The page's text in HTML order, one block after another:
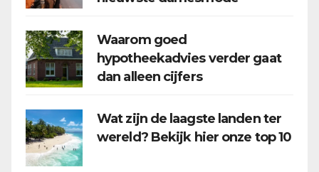
Waarom goed
hypotheekadvies verder gaat
dan alleen cijfers
Wat zijn de laagste landen ter
wereld? Bekijk hier onze top 10